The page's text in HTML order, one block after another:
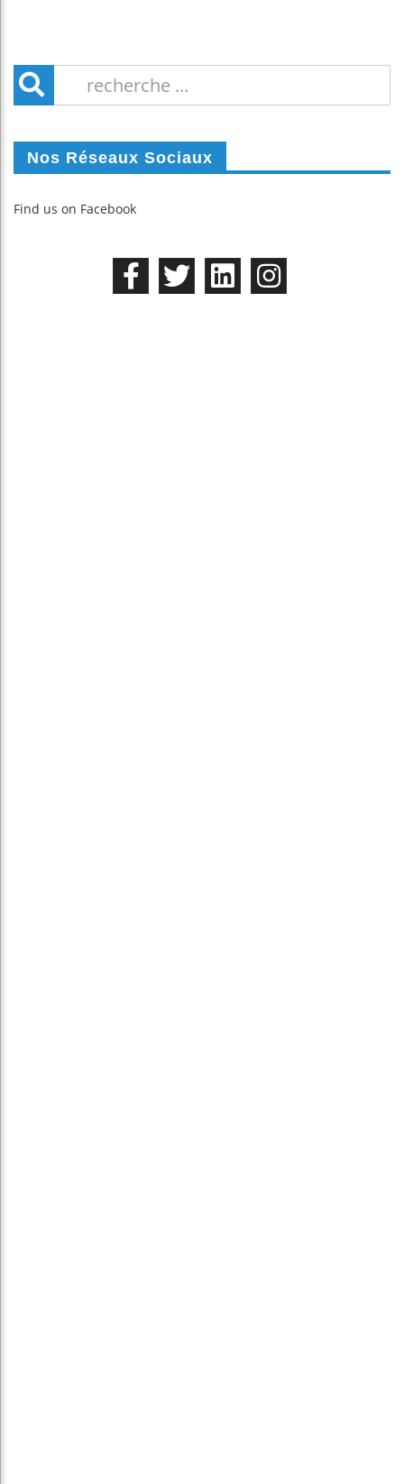
Nos Réseaux Sociaux
Find us on Facebook